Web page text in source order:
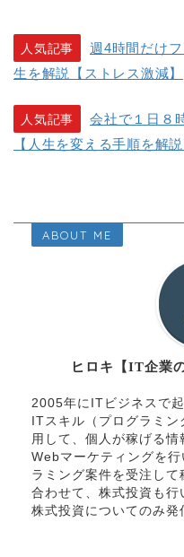
人気記事
週4時間だけ
生を解説【ストレス激減】
人気記事
会社で１日８
【人生を変える手順を解説
ABOUT ME
ヒロキ【IT企業
2005年にITビジネスで
ITスキル（プログラミ
用して、個人が稼げる
Webマーケティングを
ラミング案件を受注し
合わせて、株式投資も
株式投資についてのみ発